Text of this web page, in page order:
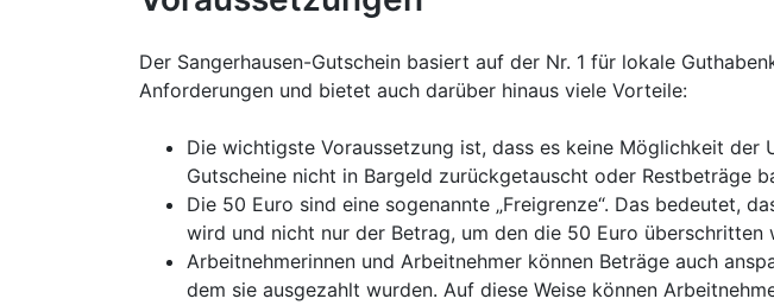
Der Sangerhausen-Gutschein basiert auf der Nr. 1 für lokale
Anforderungen und bietet auch darüber hinaus viele Vorteile:
Die wichtigste Voraussetzung ist, dass es keine Möglichkeit
Gutscheine nicht in Bargeld zurückgetauscht oder Restbeträge
Die 50 Euro sind eine sogenannte „Freigrenze“. Das bedeutet,
wird und nicht nur der Betrag, um den die 50 Euro
Arbeitnehmerinnen und Arbeitnehmer können Beträge auch
dem sie ausgezahlt wurden. Auf diese Weise können